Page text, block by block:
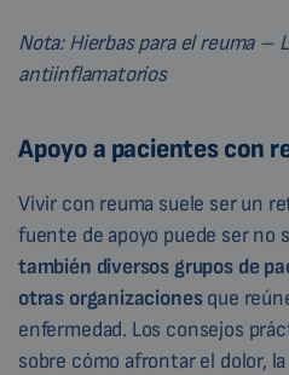
Nota: Hierbas para el reuma –
antiinflamatorios
Apoyo a pacientes con
Vivir con reuma suele ser un
fuente de apoyo puede ser no
también diversos grupos de
otras organizacionesque
enfermedad. Los consejos
sobre cómo afrontar el dolor,